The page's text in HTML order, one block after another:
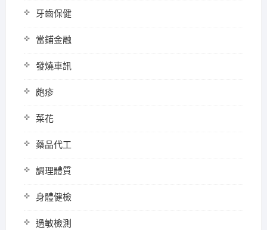
牙齒保健
當鋪金融
發燒車訊
皰疹
菜花
藥品代工
調理體質
身體健檢
過敏檢測